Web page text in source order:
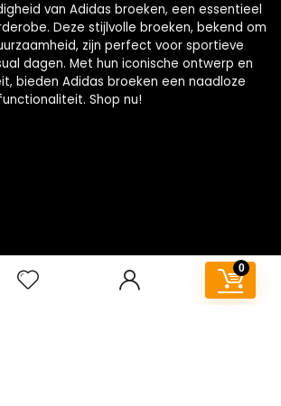
0
van Adidas broeken, een essentieel
Deze stijlvolle broeken, bekend om
zijn perfect voor sportieve
dagen. Met hun iconische ontwerp en
bieden Adidas broeken een naadloze
Shop nu!